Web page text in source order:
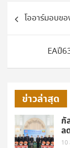
แนะแนว
เรื่องโออาร์มอบข
EAปี
ข่าวล่าสุด
กั
ล
10